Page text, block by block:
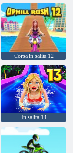
Corsa in salita 12
In salita 13